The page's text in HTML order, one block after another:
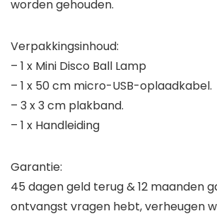
worden gehouden.
Verpakkingsinhoud:
– 1 x Mini Disco Ball Lamp
– 1 x 50 cm micro-USB-oplaadkabel.
– 3 x 3 cm plakband.
– 1 x Handleiding
Garantie:
45 dagen geld terug & 12 maanden
ontvangst vragen hebt, verheugen